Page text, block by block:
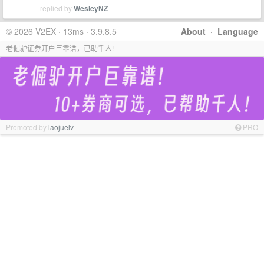
replied byWesleyNZ
About · Language
© 2026 V2EX · 13ms · 3.9.8.5
老倔驴证券开户巨靠谱，已助千人!
Promoted bylaojuelv PRO